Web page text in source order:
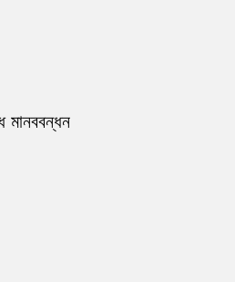
মানববন্ধন